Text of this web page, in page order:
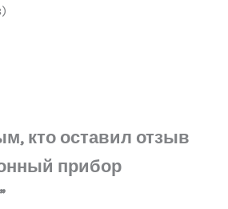
кто оставил отзыв
прибор